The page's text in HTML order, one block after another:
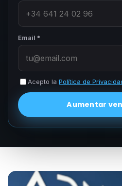
Email *
Acepto la Política de
Aumentar